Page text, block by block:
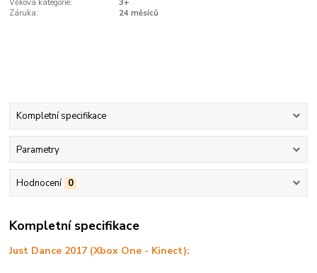
Věková kategorie:
3+
Záruka:
24 měsíců
Kompletní specifikace
Parametry
Hodnocení 0
Kompletní specifikace
Just Dance 2017 (Xbox One - Kinect):